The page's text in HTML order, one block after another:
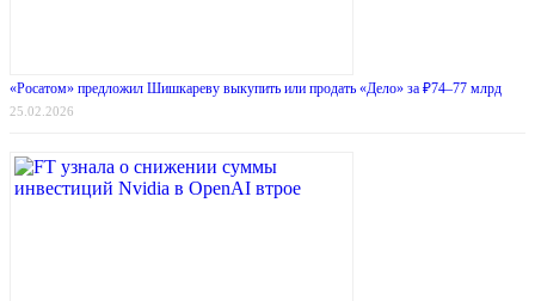
«Росатом» предложил Шишкареву выкупить или продать «Дело» за ₽74–77 млрд
25.02.2026